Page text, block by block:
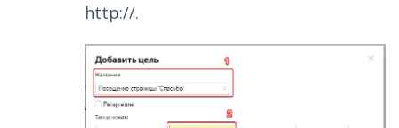
http://.